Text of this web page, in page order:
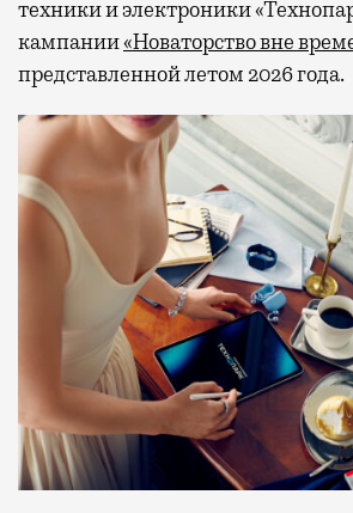
техники и электроники
кампании«Новаторство вне
представленной летом 2026 года.